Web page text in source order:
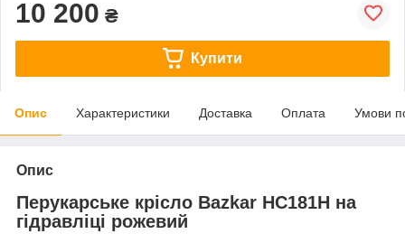
10 200 ₴
Купити
Опис Характеристики Доставка Оплата Умови
Опис
Перукарське крісло Bazkar HC181H на
гідравліці рожевий